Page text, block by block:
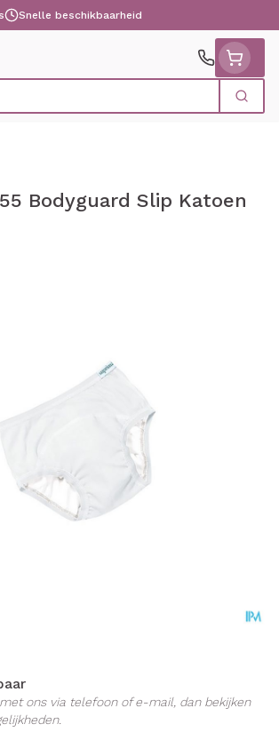
Snelle beschikbaarheid
Zoek
Bodyguard Slip Katoen
ons via telefoon of e-mail, dan bekijken